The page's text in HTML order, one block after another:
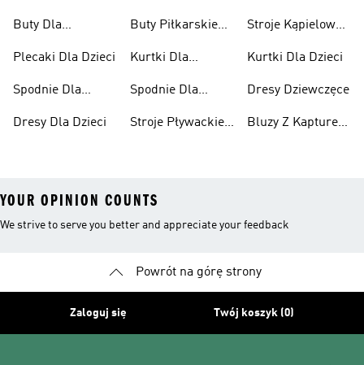
Buty Dla
Plecaki Dla Dzieci
Spodnie Dla
Dresy Dla Dzieci
Buty Piłkarskie
Kurtki Dla
Spodnie Dla
Stroje Pływackie
Stroje Kąpielowe
Kurtki Dla Dzieci
Dresy Dziewczęce
Bluzy Z Kapturem
YOUR OPINION COUNTS
We strive to serve you better and appreciate your feedback
Powrót na górę strony
Zaloguj się Twój koszyk (0)